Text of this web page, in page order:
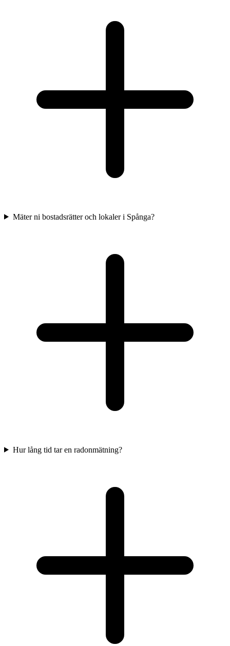
Mäter ni bostadsrätter och lokaler i Spånga?
Hur lång tid tar en radonmätning?